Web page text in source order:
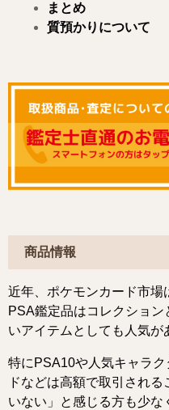
まとめ
質預かりについて
商品情報
近年、ポケモンカード市場
PSA鑑定品はコレクショ
いアイテムとしても人気が
特にPSA10や人気キャラ
ドなどは高額で取引され
いない」と感じる方も少な